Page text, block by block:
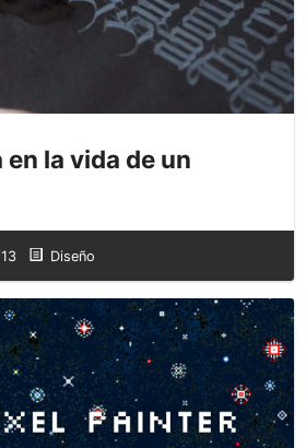
la vida de un
Diseño